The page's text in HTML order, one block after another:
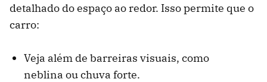
detalhado do espaço ao redor. Isso permite que o
carro:
Veja além de barreiras visuais, como
neblina ou chuva forte.